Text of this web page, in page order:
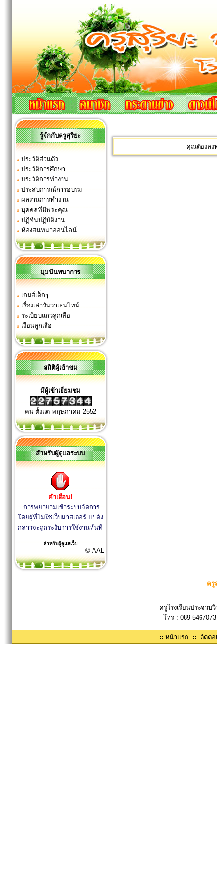
รู้จักกับครูสุริยะ
ประวัติส่วนตัว
ประวัติการศึกษา
ประวัติการทำงาน
ประสบการณ์การอบรม
ผลงานการทำงาน
บุคคลที่มีพระคุณ
ปฏิทินปฏิบัติงาน
ห้องสนทนาออนไลน์
มุมนันทนาการ
เกมส์เด็กๆ
เรื่องเล่าวันวาเลนไทน์
ระเบียบแถวลูกเสือ
เงื่อนลูกเสือ
สถิติผู้เข้าชม
มีผู้เข้าเยี่ยมชม
คน ตั้งแต่ พฤษภาคม 2552
สำหรับผู้ดูแลระบบ
คำเตือน!
การพยายามเข้าระบบจัดการ
โดยผู้ที่ไม่ใช่เว็บมาสเตอร์ IP ดัง
กล่าวจะถูกระงับการใช้งานทันที
สำหรับผู้ดูแลเว็บ
© AAL
คุณต้องลง
ครู
ครูโรงเรียนประจวบ
โทร : 089-
:: หน้าแรก :: ติดต่อ